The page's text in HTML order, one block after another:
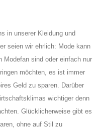
in unserer Kleidung und
seien wir ehrlich: Mode kann
Modefan sind oder einfach nur
möchten, es ist immer
Geld zu sparen. Darüber
wichtiger denn
Glücklicherweise gibt es
ohne auf Stil zu